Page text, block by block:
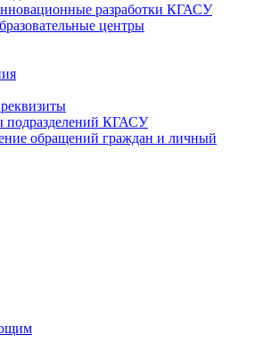
разработки КГАСУ
центры
подразделений КГАСУ
обращений граждан и личный